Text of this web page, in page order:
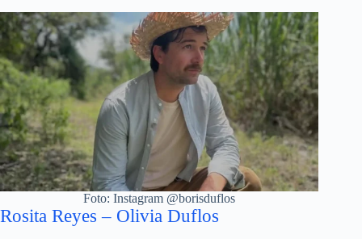
Foto: Instagram @borisduflos
Rosita Reyes – Olivia Duflos